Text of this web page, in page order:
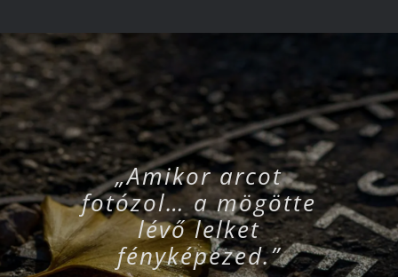
„Amikor arcot
fotózol… a mögötte
lévő lelket
fényképezed.”